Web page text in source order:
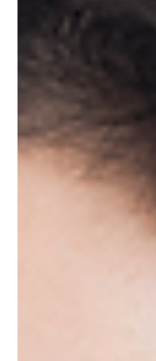
編曲：田廻弘志 潤
村摩耶 期間：11月
定 劇場：草月ホール
営大江戸線「青山一
東間一貴（ル
スティ役） 友石
トーリー》 ここは
の子どもたちにプレ
米サンタのカーリ。
子どもたちが大好き
同僚のルーカスのサ
ルーナに引っ越して
は順風満帆‥とはい
られてピザの配達の
人気者に。 配達先